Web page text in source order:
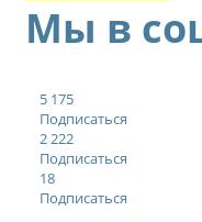
Мы в
5 175
Подписаться
2 222
Подписаться
18
Подписаться